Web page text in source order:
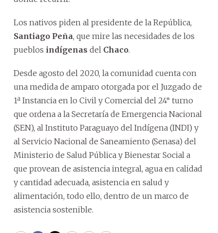
Los nativos piden al presidente de la República,
Santiago Peña, que mire las necesidades de los
pueblos indígenas del Chaco.
Desde agosto del 2020, la comunidad cuenta con
una medida de amparo otorgada por el Juzgado de
1ª Instancia en lo Civil y Comercial del 24° turno
que ordena a la Secretaría de Emergencia Nacional
(SEN), al Instituto Paraguayo del Indígena (INDI) y
al Servicio Nacional de Saneamiento (Senasa) del
Ministerio de Salud Pública y Bienestar Social a
que provean de asistencia integral, agua en calidad
y cantidad adecuada, asistencia en salud y
alimentación, todo ello, dentro de un marco de
asistencia sostenible.